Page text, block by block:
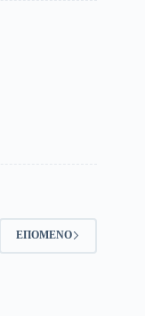
ΕΠΌΜΕΝΟ